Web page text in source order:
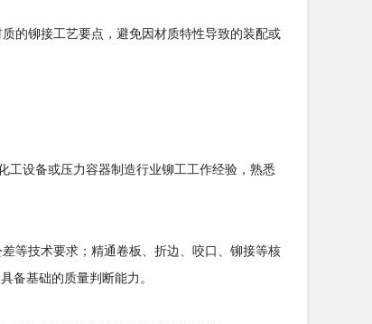
的铆接工艺要点，避免因材质特性导致的装配或
工设备或压力容器制造行业铆工工作经验，熟悉
等技术要求；精通卷板、折边、咬口、铆接等核
备基础的质量判断能力。